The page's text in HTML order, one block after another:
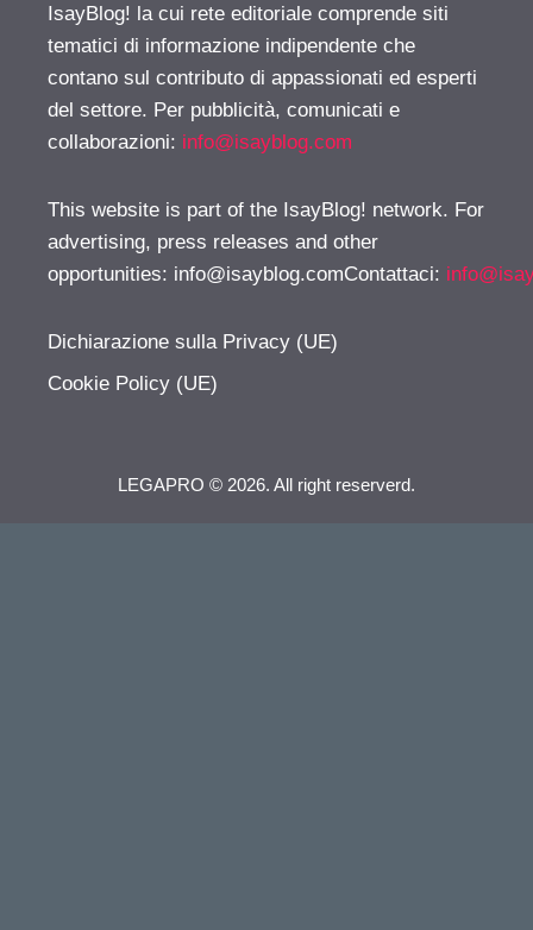
IsayBlog! la cui rete editoriale comprende siti
tematici di informazione indipendente che
contano sul contributo di appassionati ed esperti
del settore. Per pubblicità, comunicati e
collaborazioni: info@isayblog.com
This website is part of the IsayBlog! network. For
advertising, press releases and other
opportunities: info@isayblog.comContattaci:
Dichiarazione sulla Privacy (UE)
Cookie Policy (UE)
LEGAPRO © 2026. All right reserverd.